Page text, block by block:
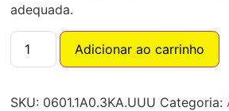
adequada.
Adicionar ao carrinho
SKU: 0601.1A0.3KA.UUU Categoria: